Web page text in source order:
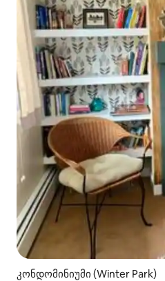
კონდომინიუმი (Winter Park)